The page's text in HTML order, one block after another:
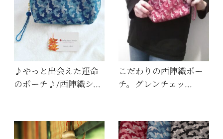
♪やっと出会えた運命
のポーチ♪/西陣織シ…
こだわりの西陣織ポー
チ。グレンチェッ…